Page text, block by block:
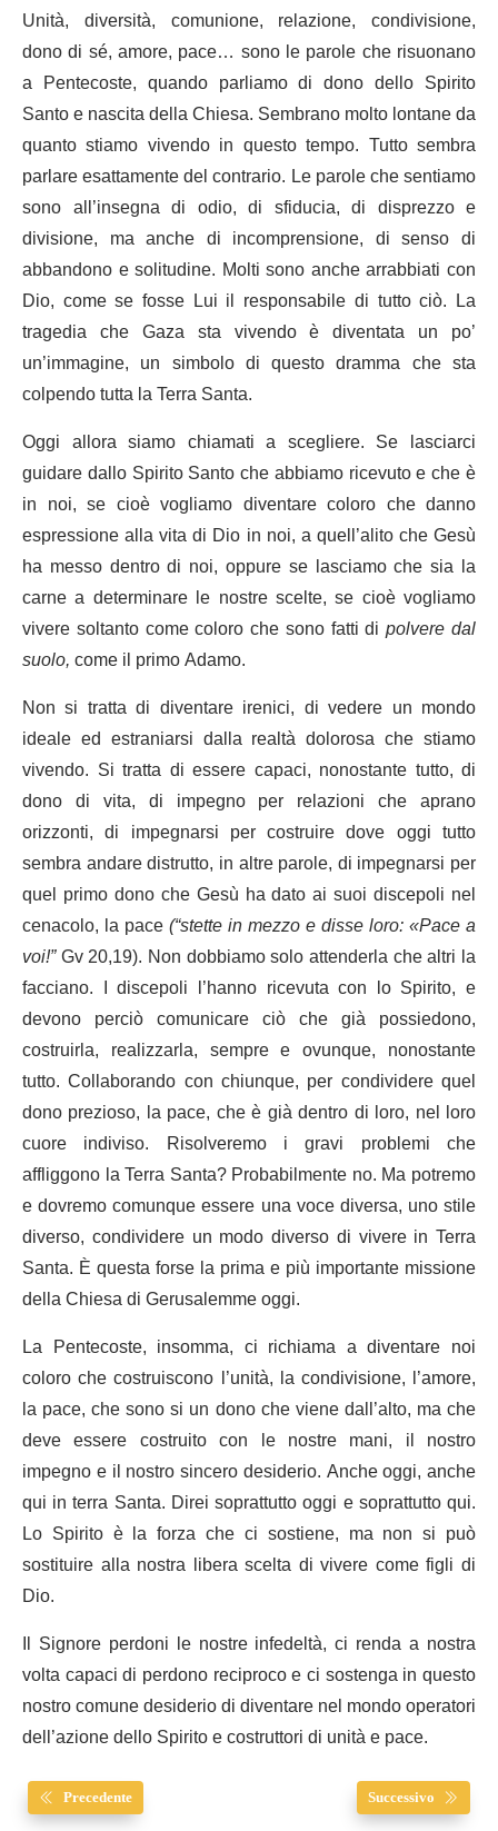
Unità, diversità, comunione, relazione, condivisione,
dono di sé, amore, pace… sono le parole che risuonano
a Pentecoste, quando parliamo di dono dello Spirito
Santo e nascita della Chiesa. Sembrano molto lontane da
quanto stiamo vivendo in questo tempo. Tutto sembra
parlare esattamente del contrario. Le parole che sentiamo
sono all’insegna di odio, di sfiducia, di disprezzo e
divisione, ma anche di incomprensione, di senso di
abbandono e solitudine. Molti sono anche arrabbiati con
Dio, come se fosse Lui il responsabile di tutto ciò. La
tragedia che Gaza sta vivendo è diventata un po’
un’immagine, un simbolo di questo dramma che sta
colpendo tutta la Terra Santa.
Oggi allora siamo chiamati a scegliere. Se lasciarci
guidare dallo Spirito Santo che abbiamo ricevuto e che è
in noi, se cioè vogliamo diventare coloro che danno
espressione alla vita di Dio in noi, a quell’alito che Gesù
ha messo dentro di noi, oppure se lasciamo che sia la
carne a determinare le nostre scelte, se cioè vogliamo
vivere soltanto come coloro che sono fatti dipolvere dal
suolo,come il primo Adamo.
Non si tratta di diventare irenici, di vedere un mondo
ideale ed estraniarsi dalla realtà dolorosa che stiamo
vivendo. Si tratta di essere capaci, nonostante tutto, di
dono di vita, di impegno per relazioni che aprano
orizzonti, di impegnarsi per costruire dove oggi tutto
sembra andare distrutto, in altre parole, di impegnarsi per
quel primo dono che Gesù ha dato ai suoi discepoli nel
cenacolo, la pace(“stette in mezzo e disse loro: «Pace a
voi!”Gv 20,19). Non dobbiamo solo attenderla che altri la
facciano. I discepoli l’hanno ricevuta con lo Spirito, e
devono perciò comunicare ciò che già possiedono,
costruirla, realizzarla, sempre e ovunque, nonostante
tutto. Collaborando con chiunque, per condividere quel
dono prezioso, la pace, che è già dentro di loro, nel loro
cuore indiviso. Risolveremo i gravi problemi che
affliggono la Terra Santa? Probabilmente no. Ma potremo
e dovremo comunque essere una voce diversa, uno stile
diverso, condividere un modo diverso di vivere in Terra
Santa. È questa forse la prima e più importante missione
della Chiesa di Gerusalemme oggi.
La Pentecoste, insomma, ci richiama a diventare noi
coloro che costruiscono l’unità, la condivisione, l’amore,
la pace, che sono si un dono che viene dall’alto, ma che
deve essere costruito con le nostre mani, il nostro
impegno e il nostro sincero desiderio. Anche oggi, anche
qui in terra Santa. Direi soprattutto oggi e soprattutto qui.
Lo Spirito è la forza che ci sostiene, ma non si può
sostituire alla nostra libera scelta di vivere come figli di
Dio.
Il Signore perdoni le nostre infedeltà, ci renda a nostra
volta capaci di perdono reciproco e ci sostenga in questo
nostro comune desiderio di diventare nel mondo operatori
dell’azione dello Spirito e costruttori di unità e pace.
Precedente Successivo